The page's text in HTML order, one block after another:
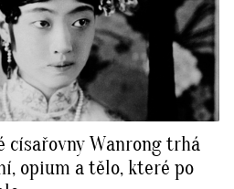
císařovny Wanrong trhá
opium a tělo, které po